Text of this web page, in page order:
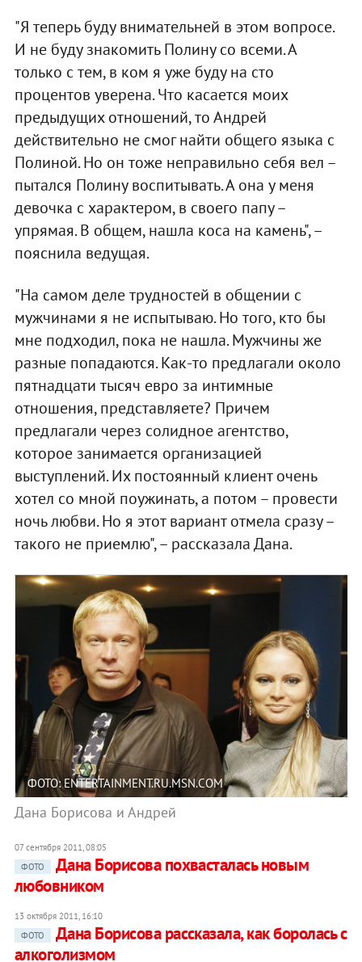
"Я теперь буду внимательней в этом вопросе.
И не буду знакомить Полину со всеми. А
только с тем, в ком я уже буду на сто
процентов уверена. Что касается моих
предыдущих отношений, то Андрей
действительно не смог найти общего языка с
Полиной. Но он тоже неправильно себя вел –
пытался Полину воспитывать. А она у меня
девочка с характером, в своего папу –
упрямая. В общем, нашла коса на камень", –
пояснила ведущая.
"На самом деле трудностей в общении с
мужчинами я не испытываю. Но того, кто бы
мне подходил, пока не нашла. Мужчины же
разные попадаются. Как-то предлагали около
пятнадцати тысяч евро за интимные
отношения, представляете? Причем
предлагали через солидное агентство,
которое занимается организацией
выступлений. Их постоянный клиент очень
хотел со мной поужинать, а потом – провести
ночь любви. Но я этот вариант отмела сразу –
такого не приемлю", – рассказала Дана.
ФОТО: ENTERTAINMENT.RU.MSN.COM
Дана Борисова и Андрей
07 сентября 2011, 08:05
ФОТО
Дана Борисова похвасталась новым
любовником
13 октября 2011, 16:10
ФОТО
Дана Борисова рассказала, как боролась с
алкоголизмом